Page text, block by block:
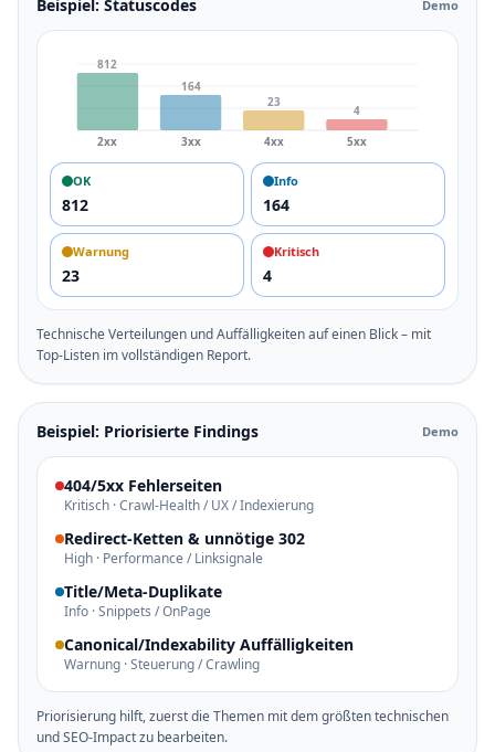
Beispiel: Statuscodes Demo
812
164
23
4
2xx
3xx 4xx 5xx
OK
812
Info
164
Warnung
23
Kritisch
4
Technische Verteilungen und Auffälligkeiten auf einen Blick – mit
Top-Listen im vollständigen Report.
Beispiel: Priorisierte Findings Demo
404/5xx Fehlerseiten
Kritisch · Crawl-Health / UX / Indexierung
Redirect-Ketten & unnötige 302
High · Performance / Linksignale
Title/Meta-Duplikate
Info · Snippets / OnPage
Canonical/Indexability Auffälligkeiten
Warnung · Steuerung / Crawling
Priorisierung hilft, zuerst die Themen mit dem größten technischen
und SEO-Impact zu bearbeiten.